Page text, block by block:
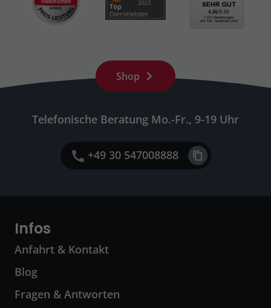
Shop
Telefonische Beratung Mo.-Fr., 9-19 Uhr
+49 30 547008888
Infos
Anfahrt & Kontakt
Blog
Fragen & Antworten